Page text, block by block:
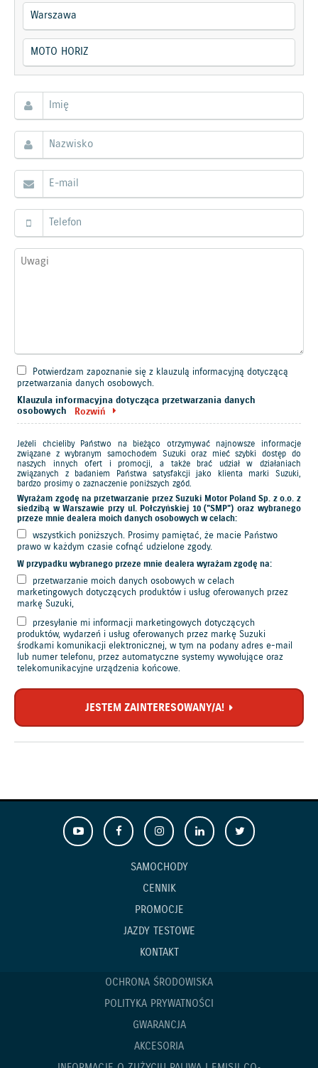
Potwierdzam zapoznanie się z klauzulą informacyjną dotyczącą
przetwarzania danych osobowych.
Klauzula informacyjna dotycząca przetwarzania danych
osobowych
Rozwiń
Jeżeli chcieliby Państwo na bieżąco otrzymywać najnowsze informacje
związane z wybranym samochodem Suzuki oraz mieć szybki dostęp do
naszych innych ofert i promocji, a także brać udział w działaniach
związanych z badaniem Państwa satysfakcji jako klienta marki Suzuki,
bardzo prosimy o zaznaczenie poniższych zgód.
Wyrażam zgodę na przetwarzanie przez Suzuki Motor Poland Sp. z o.o. z
siedzibą w Warszawie przy ul. Połczyńskiej 10 ("SMP") oraz wybranego
przeze mnie dealera moich danych osobowych w celach:
wszystkich poniższych. Prosimy pamiętać, że macie Państwo
prawo w każdym czasie cofnąć udzielone zgody.
W przypadku wybranego przeze mnie dealera wyrażam zgodę na:
przetwarzanie moich danych osobowych w celach
marketingowych dotyczących produktów i usług oferowanych przez
markę Suzuki,
przesyłanie mi informacji marketingowych dotyczących
produktów, wydarzeń i usług oferowanych przez markę Suzuki
środkami komunikacji elektronicznej, w tym na podany adres e-mail
lub numer telefonu, przez automatyczne systemy wywołujące oraz
telekomunikacyjne urządzenia końcowe.
JESTEM ZAINTERESOWANY/A!
SAMOCHODY
CENNIK
PROMOCJE
JAZDY TESTOWE
KONTAKT
OCHRONA ŚRODOWISKA
POLITYKA PRYWATNOŚCI
GWARANCJA
AKCESORIA